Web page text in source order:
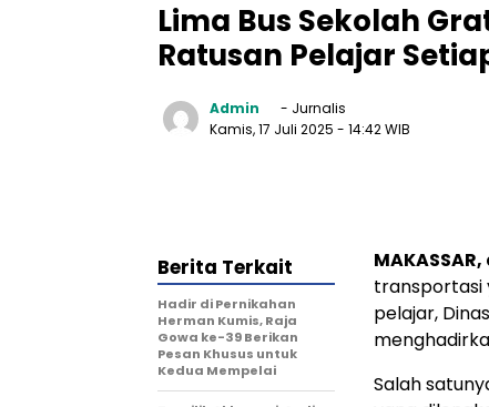
Lima Bus Sekolah
Ratusan Pelajar
Admin
- Jurnalis
Kamis, 17 Juli 2025 - 14:42 WIB
transportasi
pelajar,
Salah
Berita Terkait
Hadir di Pernikahan
Herman Kumis, Raja
Gowa ke-39 Berikan
Pesan Khusus untuk
Kedua Mempelai